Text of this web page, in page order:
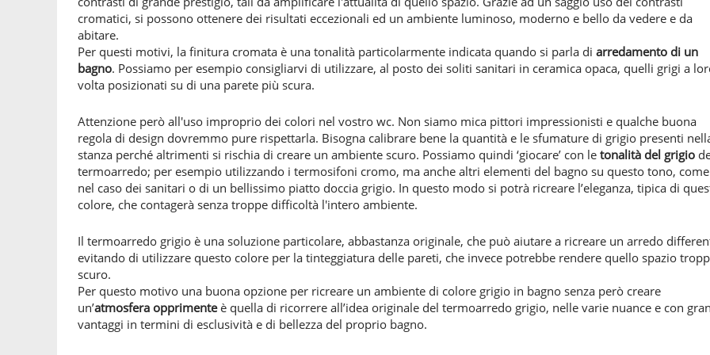
cromatici, si possono ottenere dei risultati eccezionali ed un ambiente luminoso, moderno e bello da vedere e da
abitare.
Per questi motivi, la finitura cromata è una tonalità particolarmente indicata quando si parla di arredamento di un
bagno. Possiamo per esempio consigliarvi di utilizzare, al posto dei soliti sanitari in ceramica opaca, quelli grigi a
volta posizionati su di una parete più scura.
Attenzione però all'uso improprio dei colori nel vostro wc. Non siamo mica pittori impressionisti e qualche buona
regola di design dovremmo pure rispettarla. Bisogna calibrare bene la quantità e le sfumature di grigio presenti
stanza perché altrimenti si rischia di creare un ambiente scuro. Possiamo quindi ‘giocare’ con le tonalità del grigio
termoarredo; per esempio utilizzando i termosifoni cromo, ma anche altri elementi del bagno su questo tono, come
nel caso dei sanitari o di un bellissimo piatto doccia grigio. In questo modo si potrà ricreare l’eleganza, tipica di
colore, che contagerà senza troppe difficoltà l'intero ambiente.
Il termoarredo grigio è una soluzione particolare, abbastanza originale, che può aiutare a ricreare un arredo
evitando di utilizzare questo colore per la tinteggiatura delle pareti, che invece potrebbe rendere quello spazio
scuro.
Per questo motivo una buona opzione per ricreare un ambiente di colore grigio in bagno senza però creare
un’atmosfera opprimenteè quella di ricorrere all’idea originale del termoarredo grigio, nelle varie nuance e con
vantaggi in termini di esclusività e di bellezza del proprio bagno.